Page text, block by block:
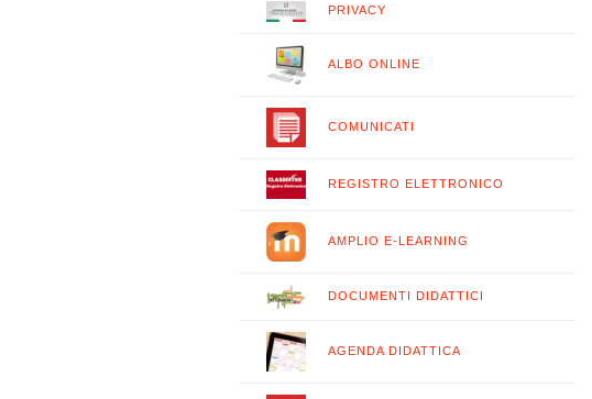
PRIVACY
ALBO ONLINE
COMUNICATI
REGISTRO ELETTRONICO
AMPLIO E-LEARNING
DOCUMENTI DIDATTICI
AGENDA DIDATTICA